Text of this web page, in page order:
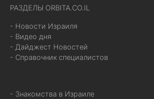
РАЗДЕЛЫ ORBITA.CO.IL
- Новости Израиля
- Видео дня
- Дайджест Новостей
- Справочник специалистов
- Знакомства в Израиле